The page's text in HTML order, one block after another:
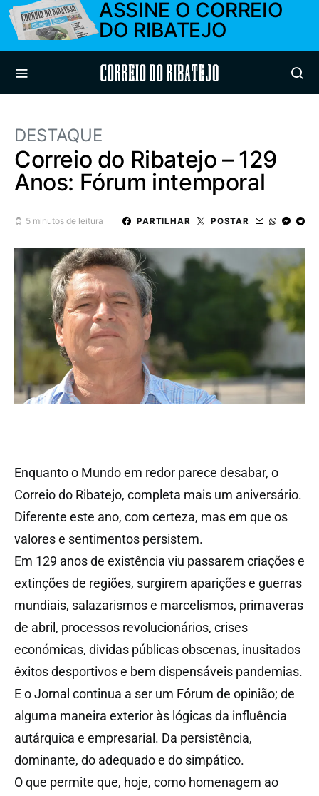
ASSINE O CORREIO
DO RIBATEJO
Correio do Ribatejo
DESTAQUE
Correio do Ribatejo – 129
Anos: Fórum intemporal
5 minutos de leitura PARTILHAR POSTAR
Enquanto o Mundo em redor parece desabar, o
Correio do Ribatejo, completa mais um aniversário.
Diferente este ano, com certeza, mas em que os
valores e sentimentos persistem.
Em 129 anos de existência viu passarem criações e
extinções de regiões, surgirem aparições e guerras
mundiais, salazarismos e marcelismos, primaveras
de abril, processos revolucionários, crises
económicas, dividas públicas obscenas, inusitados
êxitos desportivos e bem dispensáveis pandemias.
E o Jornal continua a ser um Fórum de opinião; de
alguma maneira exterior às lógicas da influência
autárquica e empresarial. Da persistência,
dominante, do adequado e do simpático.
O que permite que, hoje, como homenagem ao